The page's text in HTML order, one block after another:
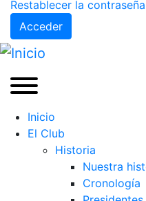
Restablecer la contraseña
Acceder
Inicio
El Club
Historia
Nuestra
Cronología